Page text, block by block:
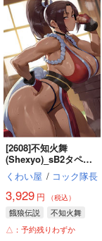
[2608]不知火舞
(Shexyo)_sB2タペス
トリー
くわい屋 / コック隊長
3,929 円 （税込）
餓狼伝説
不知火舞
△：予約残りわずか